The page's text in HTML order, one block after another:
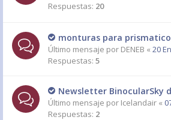
Respuestas: 20
monturas para
Último mensaje por DENEB « 20
Respuestas: 5
Newsletter BinocularSky
Último mensaje por Icelandair «
Respuestas: 2